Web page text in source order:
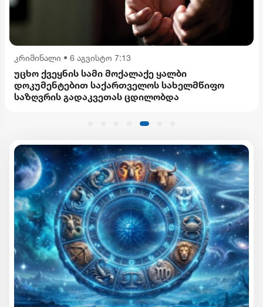
კრიმინალი • 6 აგვისტო 7:13
უცხო ქვეყნის სამი მოქალაქე ყალბი
დოკუმენტებით საქართველოს სახელმწიფო
საზღვრის გადაკვეთას ცდილობდა